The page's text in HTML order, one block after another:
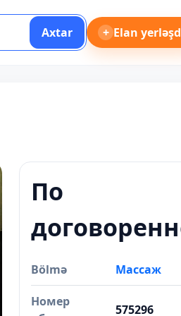
Axtar + Elan
По
Bölmə Массаж
Номер
575296